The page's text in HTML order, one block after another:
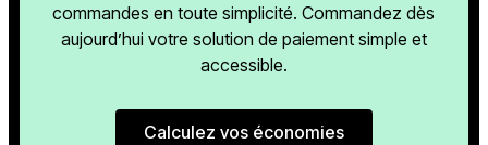
commandes en toute simplicité. Commandez dès
aujourd’hui votre solution de paiement simple et
accessible.
Calculez vos économies
Calculez vos économies